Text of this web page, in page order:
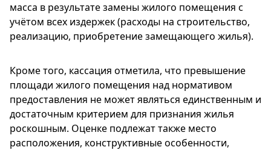
масса в результате замены жилого помещения с
учётом всех издержек (расходы на строительство,
реализацию, приобретение замещающего жилья).
Кроме того, кассация отметила, что превышение
площади жилого помещения над нормативом
предоставления не может являться единственным и
достаточным критерием для признания жилья
роскошным. Оценке подлежат также место
расположения, конструктивные особенности,